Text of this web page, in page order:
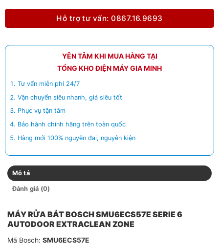
Hỗ trợ tư vấn: 0867.16.9693
YÊN TÂM KHI MUA HÀNG TẠI
TỔNG KHO ĐIỆN MÁY GIA MINH
Tư vấn miễn phí 24/7
Vận chuyển siêu nhanh, giá siêu tốt
Phục vụ tận tâm
Bảo hành chính hãng trên toàn quốc
Hàng mới 100% nguyên đai, nguyên kiện
Mô tả
Đánh giá (0)
MÁY RỬA BÁT BOSCH SMU6ECS57E SERIE 6
AUTODOOR EXTRACLEAN ZONE
Mã Bosch: SMU6ECS57E